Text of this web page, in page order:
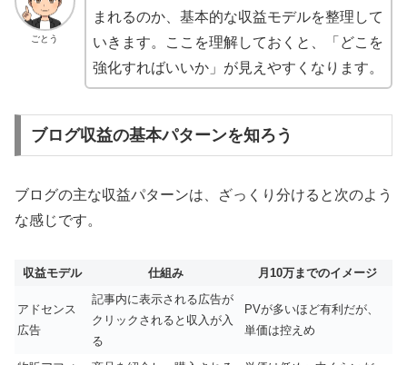
ごとう
まれるのか、基本的な収益モデルを整理して
いきます。ここを理解しておくと、「どこを
強化すればいいか」が見えやすくなります。
ブログ収益の基本パターンを知ろう
ブログの主な収益パターンは、ざっくり分けると次のよう
な感じです。
収益モデル 仕組み 月10万までのイメージ
アドセンス
広告
記事内に表示される広告が
クリックされると収入が入
る
PVが多いほど有利だが、
単価は控えめ